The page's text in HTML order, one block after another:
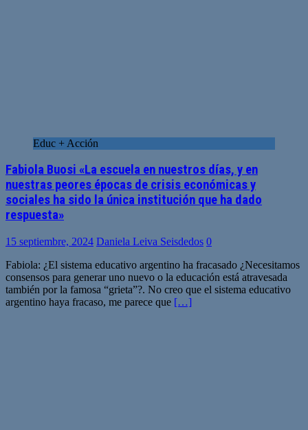
Educ + Acción
Fabiola Buosi «La escuela en nuestros días, y en
nuestras peores épocas de crisis económicas y
sociales ha sido la única institución que ha dado
respuesta»
15 septiembre, 2024 Daniela Leiva Seisdedos 0
Fabiola: ¿El sistema educativo argentino ha fracasado ¿Necesitamos
consensos para generar uno nuevo o la educación está atravesada
también por la famosa “grieta”?. No creo que el sistema educativo
argentino haya fracaso, me parece que […]